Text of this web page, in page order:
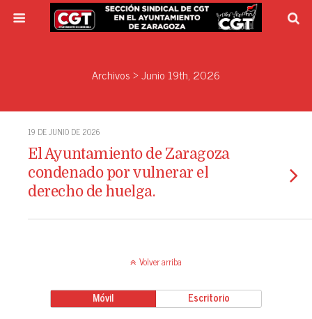
Archivos › Junio 19th, 2026
19 DE JUNIO DE 2026
El Ayuntamiento de Zaragoza
condenado por vulnerar el
derecho de huelga.
Volver arriba
Móvil Escritorio